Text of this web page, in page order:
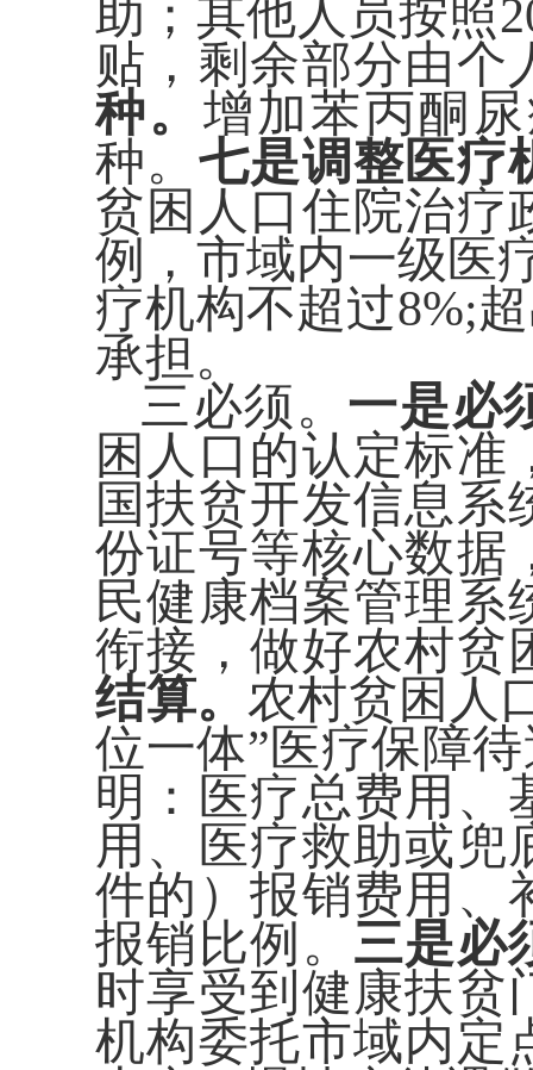
助；其他人员按照
贴，剩余部分由个
种。 增加苯丙酮
种。 七是调整医疗
贫困人口住院治疗
例，市域内一级医
疗机构不超过8%;
承担。
三必须。 一是必
困人口的认定标准
国扶贫开发信息系
份证号等核心数据
民健康档案管理系
衔接，做好农村贫
结算。 农村贫困人
位一体”医疗保障
明：医疗总费用、
用、医疗救助或兜
件的）报销费用、
报销比例。 三是必
时享受到健康扶贫
机构委托市域内定